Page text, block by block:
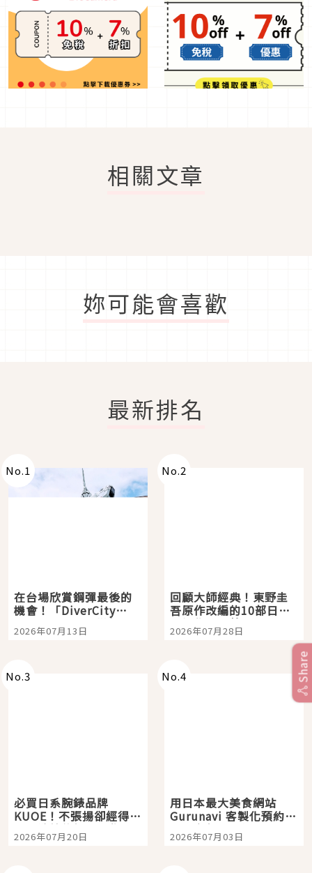
相關文章
妳可能會喜歡
最新排名
No.1
在台場欣賞鋼彈最後的
機會！「DiverCity
Tokyo Plaza」搭船、
購物、美食及夜景，一
2026年07月13日
No.2
回顧大師經典！東野圭
吾原作改編的10部日本
影視作品推薦
2026年07月28日
No.3
必買日系腕錶品牌
KUOE！不張揚卻經得起
時間洗鍊的經典之作五
選
2026年07月20日
No.4
用日本最大美食網站
Gurunavi 客製化預約九
大都市餐廳，打造專屬
美食體驗！
2026年07月03日
Share